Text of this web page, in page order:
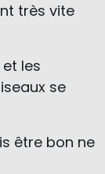
très vite
les
se
être bon ne